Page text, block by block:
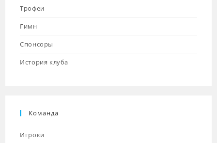
Трофеи
Гимн
Спонсоры
История клуба
Команда
Игроки